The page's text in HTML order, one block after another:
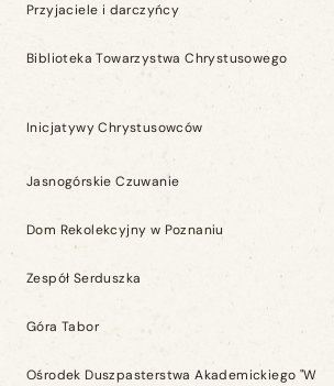
Przyjaciele i darczyńcy
Biblioteka Towarzystwa Chrystusowego
Inicjatywy Chrystusowców
Jasnogórskie Czuwanie
Dom Rekolekcyjny w Poznaniu
Zespół Serduszka
Góra Tabor
Ośrodek Duszpasterstwa Akademickiego "W